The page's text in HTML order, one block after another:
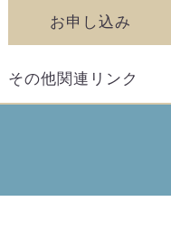
その他関連リンク
お申し込み